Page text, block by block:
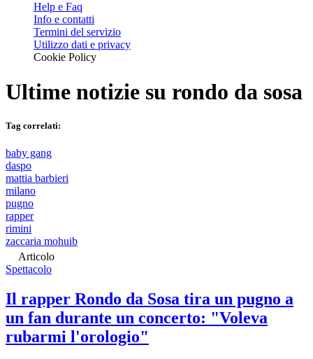
Help e Faq
Info e contatti
Termini del servizio
Utilizzo dati e privacy
Cookie Policy
Ultime notizie su rondo da sosa
Tag correlati:
baby gang
daspo
mattia barbieri
milano
pugno
rapper
rimini
zaccaria mohuib
Articolo
Spettacolo
Il rapper Rondo da Sosa tira un pugno a
un fan durante un concerto: "Voleva
rubarmi l'orologio"